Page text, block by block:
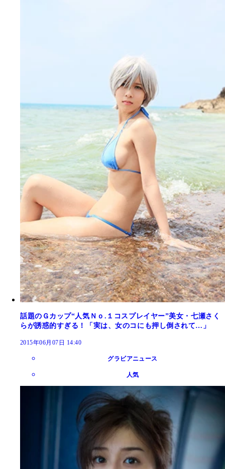
話題のＧカップ“人気Ｎｏ.１コスプレイヤー”美女・七瀬さく
らが誘惑的すぎる！「実は、女のコにも押し倒されて…」
2015年06月07日 14:40
グラビアニュース
人気